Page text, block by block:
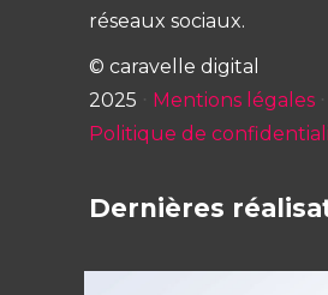
réseaux sociaux.
© caravelle digital
2025
Mentions légales
Politique de
Dernières